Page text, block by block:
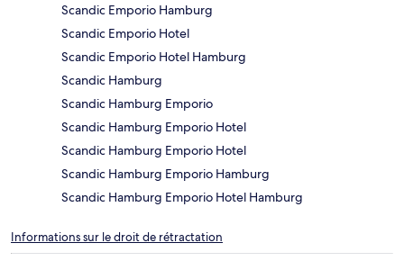
Scandic Emporio Hamburg
Scandic Emporio Hotel
Scandic Emporio Hotel Hamburg
Scandic Hamburg
Scandic Hamburg Emporio
Scandic Hamburg Emporio Hotel
Scandic Hamburg Emporio Hotel
Scandic Hamburg Emporio Hamburg
Scandic Hamburg Emporio Hotel Hamburg
Informations sur le droit de rétractation